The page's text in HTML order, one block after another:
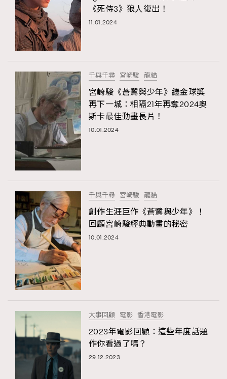
FigaroInsight 156
FigaroLifestyle 230
FigaroLove 89
FigaroMasterclass 20
FigaroMusic 90
FigaroStyle
FigaroSubculture
Grooming&Fitness
HommesFashion 2
HommeStyle 132
NoBagNoLife
VAxChowSangSang
WatchesWonder&Beyond
WatchesWonder&Beyond
向ChanelN°5致敬 1
大時代小事情 42
時尚熱話
法國五月French May專訪四位香港文藝代表
#FigaroIssue 容祖兒封面專訪｜追逐歌手夢
#FigaroIssue 專訪陳漢娜Hanna與Takuro｜模特
《死侍3》狼人復出！
11.01.2024
千與千尋 宮崎駿 龍貓
宮崎駿《蒼鷺與少年》繼金球獎
再下一城：相隔21年再奪2024奧
斯卡最佳動畫長片！
10.01.2024
千與千尋 宮崎駿 龍貓
創作生涯巨作《蒼鷺與少年》！
回顧宮崎駿經典動畫的秘密
10.01.2024
大事回顧 電影 香港電影
2023年電影回顧：這些年度話題
作你看過了嗎？
29.12.2023